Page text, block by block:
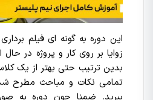
این دوره به گونه ای فیلم
زوایا بر روی کار و پروژه در
بدین ترتیب حتی بهتر از یک
تمامی نکات و مباحث مطرح
ببرید. ضمنا چون دوره به